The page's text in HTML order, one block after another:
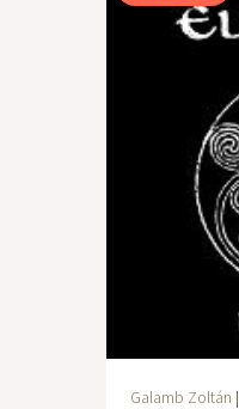
Galamb Zoltán